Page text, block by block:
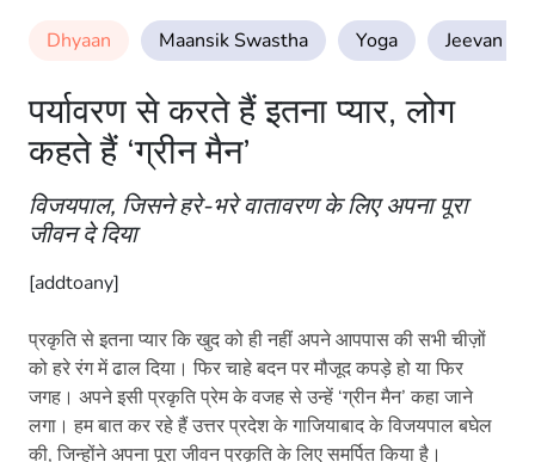
Dhyaan Maansik Swastha Yoga Jeevan
पर्यावरण से करते हैं इतना प्यार, लोग
कहते हैं ‘ग्रीन मैन’
विजयपाल, जिसने हरे-भरे वातावरण के लिए अपना पूरा
जीवन दे दिया
[addtoany]
प्रकृति से इतना प्यार कि खुद को ही नहीं अपने आपपास की सभी चीज़ों
को हरे रंग में ढाल दिया। फिर चाहे बदन पर मौजूद कपड़े हो या फिर
जगह। अपने इसी प्रकृति प्रेम के वजह से उन्हें ‘ग्रीन मैन’ कहा जाने
लगा। हम बात कर रहे हैं उत्तर प्रदेश के गाजियाबाद के विजयपाल बघेल
की, जिन्होंने अपना पूरा जीवन प्रकृति के लिए समर्पित किया है।